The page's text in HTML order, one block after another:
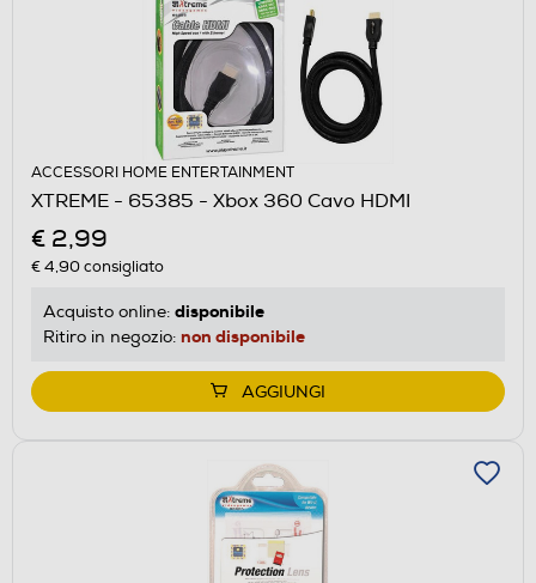
ACCESSORI HOME ENTERTAINMENT
XTREME - 65385 - Xbox 360 Cavo HDMI
€ 2,99
€ 4,90consigliato
Acquisto online: disponibile
Ritiro in negozio: non disponibile
AGGIUNGI